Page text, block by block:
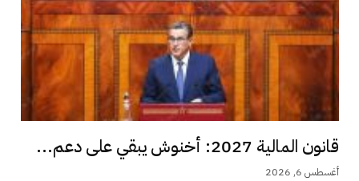
قانون المالية 2027: أخنوش يبقي على دعم...
أغسطس 6, 2026